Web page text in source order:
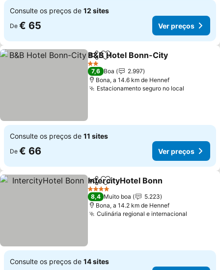
Consulte os preços de 12 sites
De € 65 Ver preços
PartilharAdicionar aos favoritos
B&B Hotel Bonn-City
2 Estrelas
7,6 Boa
2.997
Bona, a 14.6 km de Hennef
Estacionamento seguro no local
Consulte os preços de 11 sites
De € 66 Ver preços
PartilharAdicionar aos favoritos
IntercityHotel Bonn
4 Estrelas
8,4 Muito boa
5.223
Bona, a 14.2 km de Hennef
Culinária regional e internacional
Consulte os preços de 14 sites